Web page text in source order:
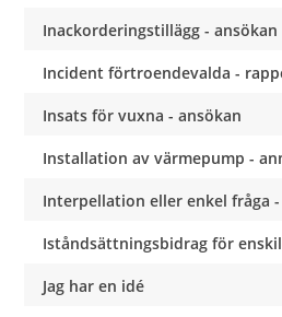
Inackorderingstillägg - ansökan
Incident förtroendevalda -
Insats för vuxna - ansökan
Installation av värmepump -
Interpellation eller enkel fråga
Iståndsättningsbidrag för
Jag har en idé